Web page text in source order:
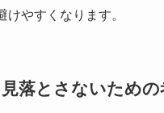
やすくなります。
落とさないための